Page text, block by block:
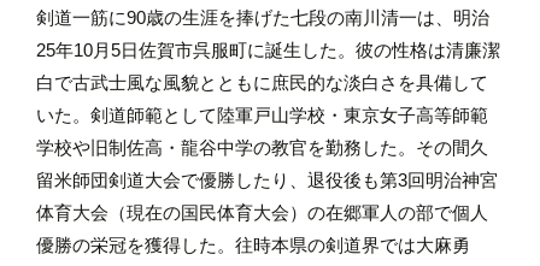
剣道一筋に90歳の生涯を捧げた七段の南川清一は、明治
25年10月5日佐賀市呉服町に誕生した。彼の性格は清廉潔
白で古武士風な風貌とともに庶民的な淡白さを具備して
いた。剣道師範として陸軍戸山学校・東京女子高等師範
学校や旧制佐高・龍谷中学の教官を勤務した。その間久
留米師団剣道大会で優勝したり、退役後も第3回明治神宮
体育大会（現在の国民体育大会）の在郷軍人の部で個人
優勝の栄冠を獲得した。往時本県の剣道界では大麻勇